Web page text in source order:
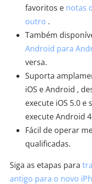
favoritos e notas
outro .
Também
Android para
versa.
Suporta
iOS e Android ,
execute iOS 5.0
execute Android
Fácil de operar
qualificadas.
Siga as etapas para
antigo para o novo